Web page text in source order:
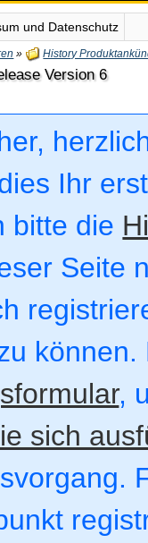
und Datenschutz
» History
Version 6
Ihr
bitte die
Seite
,
sich